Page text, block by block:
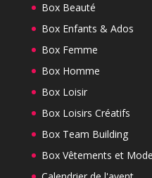
Box Beauté
Box Enfants & Ados
Box Femme
Box Homme
Box Loisir
Box Loisirs Créatifs
Box Team Building
Box Vêtements et Mode